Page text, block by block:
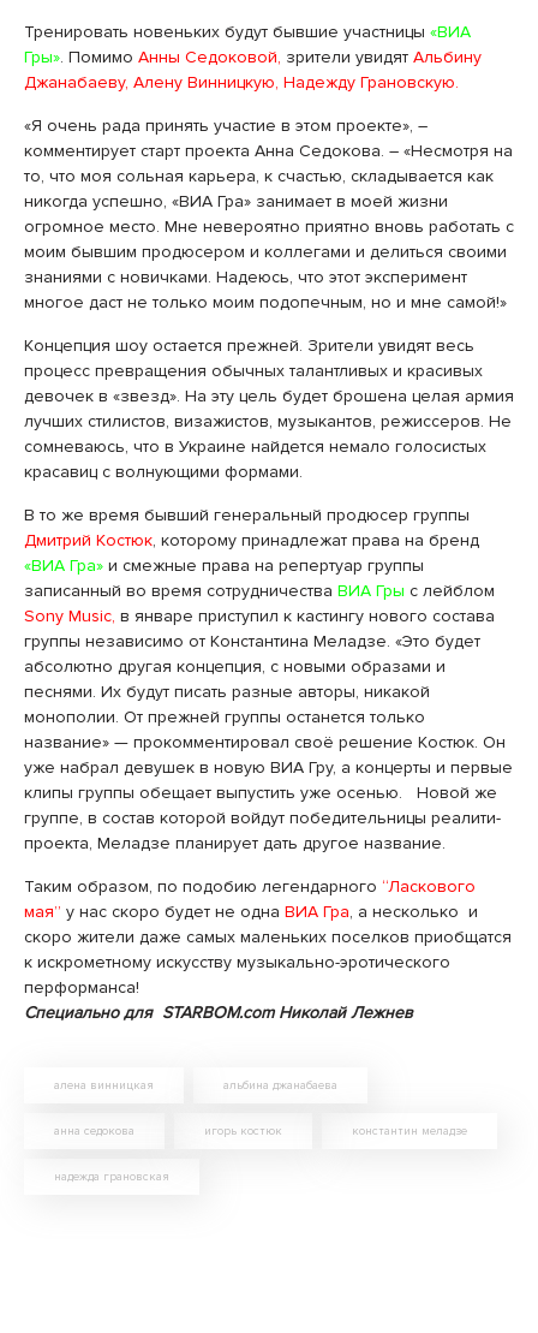
Тренировать новеньких будут бывшие участницы «ВИА
Гры». Помимо Анны Седоковой, зрители увидят Альбину
Джанабаеву, Алену Винницкую, Надежду Грановскую.
«Я очень рада принять участие в этом проекте», –
комментирует старт проекта Анна Седокова. – «Несмотря на
то, что моя сольная карьера, к счастью, складывается как
никогда успешно, «ВИА Гра» занимает в моей жизни
огромное место. Мне невероятно приятно вновь работать с
моим бывшим продюсером и коллегами и делиться своими
знаниями с новичками. Надеюсь, что этот эксперимент
многое даст не только моим подопечным, но и мне самой!»
Концепция шоу остается прежней. Зрители увидят весь
процесс превращения обычных талантливых и красивых
девочек в «звезд». На эту цель будет брошена целая армия
лучших стилистов, визажистов, музыкантов, режиссеров. Не
сомневаюсь, что в Украине найдется немало голосистых
красавиц с волнующими формами.
В то же время бывший генеральный продюсер группы
Дмитрий Костюк, которому принадлежат права на бренд
«ВИА Гра» и смежные права на репертуар группы
записанный во время сотрудничества ВИА Гры с лейблом
Sony Music, в январе приступил к кастингу нового состава
группы независимо от Константина Меладзе. «Это будет
абсолютно другая концепция, с новыми образами и
песнями. Их будут писать разные авторы, никакой
монополии. От прежней группы останется только
название» — прокомментировал своё решение Костюк. Он
уже набрал девушек в новую ВИА Гру, а концерты и первые
клипы группы обещает выпустить уже осенью. Новой же
группе, в состав которой войдут победительницы реалити-
проекта, Меладзе планирует дать другое название.
Таким образом, по подобию легендарного “Ласкового
мая” у нас скоро будет не одна ВИА Гра, а несколько и
скоро жители даже самых маленьких поселков приобщатся
к искрометному искусству музыкально-эротического
перформанса!
Специально для STARBOM.com Николай Лежнев
алена винницкая альбина джанабаева
анна седокова игорь костюк константин меладзе
надежда грановская